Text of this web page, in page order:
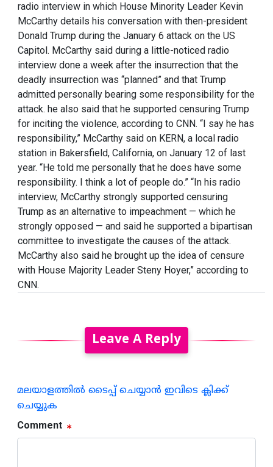
radio interview in which House Minority Leader Kevin
McCarthy details his conversation with then-president
Donald Trump during the January 6 attack on the US
Capitol. McCarthy said during a little-noticed radio
interview done a week after the insurrection that the
deadly insurrection was “planned” and that Trump
admitted personally bearing some responsibility for the
attack. he also said that he supported censuring Trump
for inciting the violence, according to CNN. “I say he has
responsibility,” McCarthy said on KERN, a local radio
station in Bakersfield, California, on January 12 of last
year. “He told me personally that he does have some
responsibility. I think a lot of people do.” “In his radio
interview, McCarthy strongly supported censuring
Trump as an alternative to impeachment — which he
strongly opposed — and said he supported a bipartisan
committee to investigate the causes of the attack.
McCarthy also said he brought up the idea of censure
with House Majority Leader Steny Hoyer,” according to
CNN.
Leave A Reply
മലയാളത്തില്‍ ടൈപ്പ് ചെയ്യാന്‍ ഇവിടെ ക്ലിക്ക്
ചെയ്യുക
Comment